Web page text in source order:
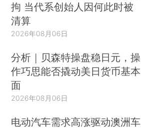
拘 当代系创始人因何此时被
清算
2026年08月06日
分析｜贝森特操盘稳日元，操
作巧思能否撬动美日货币基本
面
2026年08月06日
电动汽车需求高涨驱动澳洲车